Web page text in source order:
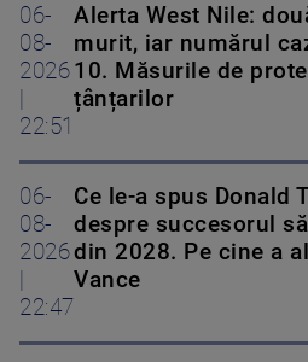
06-
08-
2026
|
22:51
Alerta West Nile:
murit, iar numărul
10. Măsurile de
țânțarilor
06-
08-
2026
|
22:47
Ce le-a spus Donald
despre succesorul
din 2028. Pe cine a
Vance